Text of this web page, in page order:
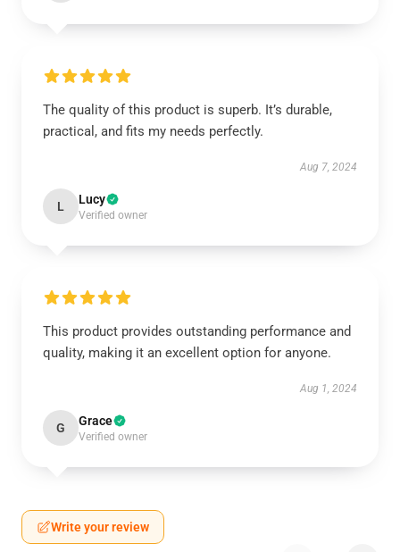
The quality of this product is superb. It’s durable,
practical, and fits my needs perfectly.
Aug 7, 2024
L Lucy
Verified owner
This product provides outstanding performance and
quality, making it an excellent option for anyone.
Aug 1, 2024
G Grace
Verified owner
Write your review